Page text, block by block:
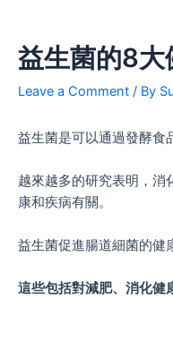
益生菌的8大
Leave a Comment / By
益生菌是可以通過發酵食
越來越多的研究表明，消
康和疾病有關。
益生菌促進腸道細菌的健
這些包括對減肥、消化健